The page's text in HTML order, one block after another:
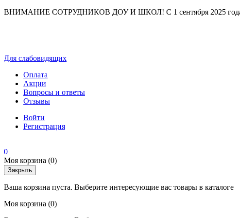
ВНИМАНИЕ СОТРУДНИКОВ ДОУ И ШКОЛ! С 1 сентября 2025 года
Для слабовидящих
Оплата
Акции
Вопросы и ответы
Отзывы
Войти
Регистрация
0
Моя корзина (0)
Закрыть
Ваша корзина пуста. Выберите интересующие вас товары в каталоге
Моя корзина (0)